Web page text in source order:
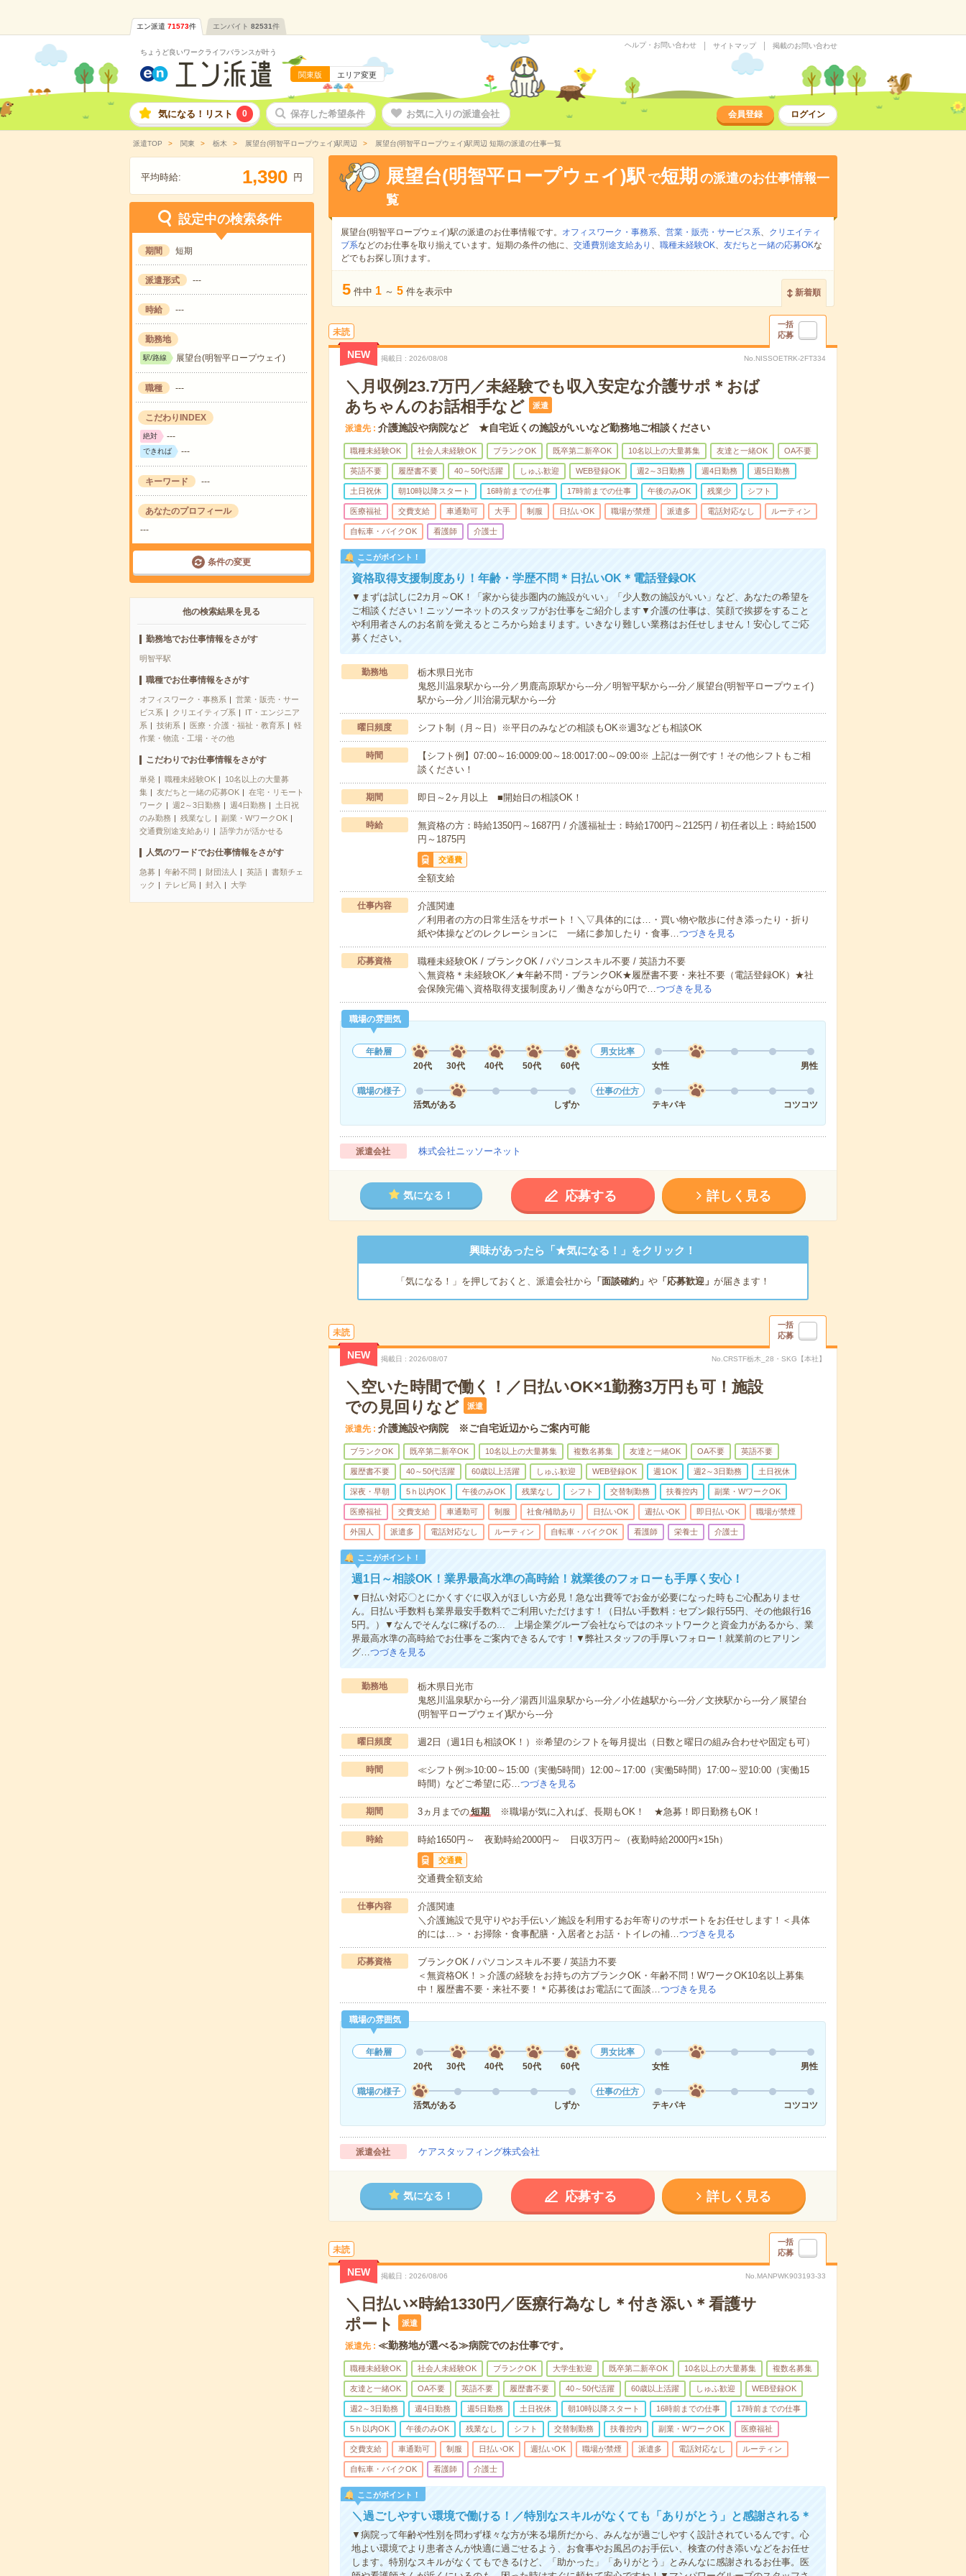
エン派遣 71573件 エンバイト 82531件
ちょうど良いワークライフバランスが叶う
関東版 エリア変更
ヘルプ・お問い合わせ サイトマップ 掲載のお問い合わせ
気になる！リスト 0 保存した希望条件 お気に入りの派遣会社 会員登録 ログイン
派遣TOP 関東 栃木 展望台(明智平ロープウェイ)駅周辺 展望台(明智平ロープウェイ)駅周辺 短期の派遣の仕事一覧
平均時給: 1,390 円
設定中の検索条件
期間 短期
派遣形式 ---
時給 ---
勤務地
駅/路線 展望台(明智平ロープウェイ)
職種 ---
こだわりINDEX
絶対 ---
できれば ---
キーワード ---
あなたのプロフィール
---
条件の変更
他の検索結果を見る
勤務地でお仕事情報をさがす
明智平駅
職種でお仕事情報をさがす
オフィスワーク・事務系
営業・販売・サー
ビス系
クリエイティブ系
IT・エンジニア
系
技術系 医療・介護・福祉・教育系
軽
作業・物流・工場・その他
こだわりでお仕事情報をさがす
単発 職種未経験OK
10名以上の大量募
集
友だちと一緒の応募OK
在宅・リモート
ワーク
週2～3日勤務 週4日勤務
土日祝
のみ勤務
残業なし
副業・WワークOK
交通費別途支給あり
語学力が活かせる
人気のワードでお仕事情報をさがす
急募 年齢不問 財団法人 英語
書類チェ
ック
テレビ局 封入 大学
展望台(明智平ロープウェイ)駅 で短期 の派遣のお仕事情報一
覧
展望台(明智平ロープウェイ)駅の派遣のお仕事情報です。 オフィスワーク・事務系、 営業・販売・サービス系、
クリエイティ
ブ系などのお仕事を取り揃えています。短期の条件の他に、 交通費別途支給あり 、 職種未経験OK、 友だちと一緒の応募OKな
どでもお探し頂けます。
5 件中 1 ～ 5 件を表示中 新着順
未読
一括
応募
NEW 掲載日 2026/08/08 No.NISSOETRK-2FT334
＼月収例23.7万円／未経験でも収入安定な介護サポ＊おば
あちゃんのお話相手など
派遣
派遣先 介護施設や病院など ★自宅近くの施設がいいなど勤務地ご相談ください
職種未経験OK 社会人未経験OK ブランクOK 既卒第二新卒OK 10名以上の大量募集 友達と一緒OK OA不要
英語不要 履歴書不要 40～50代活躍 しゅふ歓迎 WEB登録OK 週2～3日勤務 週4日勤務 週5日勤務
土日祝休 朝10時以降スタート 16時前までの仕事 17時前までの仕事 午後のみOK 残業少 シフト
医療福祉 交費支給 車通勤可 大手 制服 日払いOK 職場が禁煙 派遣多 電話対応なし ルーティン
自転車・バイクOK 看護師 介護士
ここがポイント！
資格取得支援制度あり！年齢・学歴不問＊日払いOK＊電話登録OK
▼まずは試しに2カ月～OK！「家から徒歩圏内の施設がいい」「少人数の施設がいい」など、あなたの希望を
ご相談ください！ニッソーネットのスタッフがお仕事をご紹介します▼介護の仕事は、笑顔で挨拶をすること
や利用者さんのお名前を覚えるところから始まります。いきなり難しい業務はお任せしません！安心してご応
募ください。
勤務地
栃木県日光市
鬼怒川温泉駅から---分／男鹿高原駅から---分／明智平駅から---分／展望台(明智平ロープウェイ)
駅から---分／川治湯元駅から---分
曜日頻度 シフト制（月～日）※平日のみなどの相談もOK※週3なども相談OK
時間
【シフト例】07:00～16:0009:00～18:0017:00～09:00※ 上記は一例です！その他シフトもご相
談ください！
期間 即日～2ヶ月以上 ■開始日の相談OK！
時給
無資格の方：時給1350円～1687円 / 介護福祉士：時給1700円～2125円 / 初任者以上：時給1500
円～1875円
交通費
全額支給
仕事内容
介護関連
／利用者の方の日常生活をサポート！＼▽具体的には…・買い物や散歩に付き添ったり・折り
紙や体操などのレクレーションに 一緒に参加したり・食事…つづきを見る
応募資格
職種未経験OK / ブランクOK / パソコンスキル不要 / 英語力不要
＼無資格＊未経験OK／★年齢不問・ブランクOK★履歴書不要・来社不要（電話登録OK）★社
会保険完備＼資格取得支援制度あり／働きながら0円で…つづきを見る
職場の雰囲気
年齢層
20代
30代 40代 50代 60代
男女比率
女性
男性
職場の様子
活気がある
しずか
仕事の仕方
テキパキ
コツコツ
派遣会社 株式会社ニッソーネット
気になる！ 応募する 詳しく見る
興味があったら「★気になる！」をクリック！
「気になる！」を押しておくと、派遣会社から 「面談確約」 や「応募歓迎」 が届きます！
未読
一括
応募
NEW 掲載日 2026/08/07 No.CRSTF栃木_28・SKG【本社】
＼空いた時間で働く！／日払いOK×1勤務3万円も可！施設
での見回りなど
派遣
派遣先 介護施設や病院 ※ご自宅近辺からご案内可能
ブランクOK 既卒第二新卒OK 10名以上の大量募集 複数名募集 友達と一緒OK OA不要 英語不要
履歴書不要 40～50代活躍 60歳以上活躍 しゅふ歓迎 WEB登録OK 週1OK 週2～3日勤務 土日祝休
深夜・早朝 5ｈ以内OK 午後のみOK 残業なし シフト 交替制勤務 扶養控内 副業・WワークOK
医療福祉 交費支給 車通勤可 制服 社食/補助あり 日払いOK 週払いOK 即日払いOK 職場が禁煙
外国人 派遣多 電話対応なし ルーティン 自転車・バイクOK 看護師 栄養士 介護士
ここがポイント！
週1日～相談OK！業界最高水準の高時給！就業後のフォローも手厚く安心！
▼日払い対応〇とにかくすぐに収入がほしい方必見！急な出費等でお金が必要になった時もご心配ありませ
ん。日払い手数料も業界最安手数料でご利用いただけます！（日払い手数料：セブン銀行55円、その他銀行16
5円。）▼なんでそんなに稼げるの... 上場企業グループ会社ならではのネットワークと資金力があるから、業
界最高水準の高時給でお仕事をご案内できるんです！▼弊社スタッフの手厚いフォロー！就業前のヒアリン
グ…つづきを見る
勤務地
栃木県日光市
鬼怒川温泉駅から---分／湯西川温泉駅から---分／小佐越駅から---分／文挾駅から---分／展望台
(明智平ロープウェイ)駅から---分
曜日頻度 週2日（週1日も相談OK！）※希望のシフトを毎月提出（日数と曜日の組み合わせや固定も可）
時間
≪シフト例≫10:00～15:00（実働5時間）12:00～17:00（実働5時間）17:00～翌10:00（実働15
時間）などご希望に応…つづきを見る
期間 3ヵ月までの短期※職場が気に入れば、長期もOK！ ★急募！即日勤務もOK！
時給 時給1650円～ 夜勤時給2000円～ 日収3万円～（夜勤時給2000円×15h）
交通費
交通費全額支給
仕事内容
介護関連
＼介護施設で見守りやお手伝い／施設を利用するお年寄りのサポートをお任せします！＜具体
的には…＞・お掃除・食事配膳・入居者とお話・トイレの補…つづきを見る
応募資格
ブランクOK / パソコンスキル不要 / 英語力不要
＜無資格OK！＞介護の経験をお持ちの方ブランクOK・年齢不問！WワークOK10名以上募集
中！履歴書不要・来社不要！＊応募後はお電話にて面談…つづきを見る
職場の雰囲気
年齢層
20代
30代 40代 50代 60代
男女比率
女性
男性
職場の様子
活気がある
しずか
仕事の仕方
テキパキ
コツコツ
派遣会社 ケアスタッフィング株式会社
気になる！ 応募する 詳しく見る
未読
一括
応募
NEW 掲載日 2026/08/06 No.MANPWK903193-33
＼日払い×時給1330円／医療行為なし＊付き添い＊看護サ
ポート
派遣
派遣先 ≪勤務地が選べる≫病院でのお仕事です。
職種未経験OK 社会人未経験OK ブランクOK 大学生歓迎 既卒第二新卒OK 10名以上の大量募集 複数名募集
友達と一緒OK OA不要 英語不要 履歴書不要 40～50代活躍 60歳以上活躍 しゅふ歓迎 WEB登録OK
週2～3日勤務 週4日勤務 週5日勤務 土日祝休 朝10時以降スタート 16時前までの仕事 17時前までの仕事
5ｈ以内OK 午後のみOK 残業なし シフト 交替制勤務 扶養控内 副業・WワークOK 医療福祉
交費支給 車通勤可 制服 日払いOK 週払いOK 職場が禁煙 派遣多 電話対応なし ルーティン
自転車・バイクOK 看護師 介護士
ここがポイント！
＼過ごしやすい環境で働ける！／特別なスキルがなくても「ありがとう」と感謝される＊
▼病院って年齢や性別を問わず様々な方が来る場所だから、みんなが過ごしやすく設計されているんです。心
地よい環境でより患者さんが快適に過ごせるよう、お食事やお風呂のお手伝い、検査の付き添いなどをお任せ
します。特別なスキルがなくてもできるけど、「助かった」「ありがとう」とみんなに感謝されるお仕事。医